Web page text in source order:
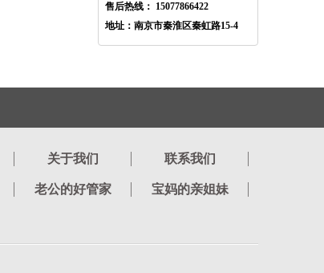
售后热线： 15077866422
地址：南京市秦淮区秦虹路15-4
关于我们 联系我们
老公的好管家 宝妈的亲姐妹